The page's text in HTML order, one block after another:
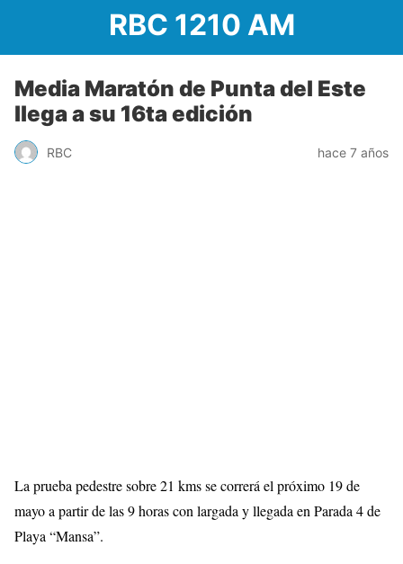
RBC 1210 AM
Media Maratón de Punta del Este
llega a su 16ta edición
RBC hace 7 años
La prueba pedestre sobre 21 kms se correrá el próximo 19 de
mayo a partir de las 9 horas con largada y llegada en Parada 4 de
Playa “Mansa”.